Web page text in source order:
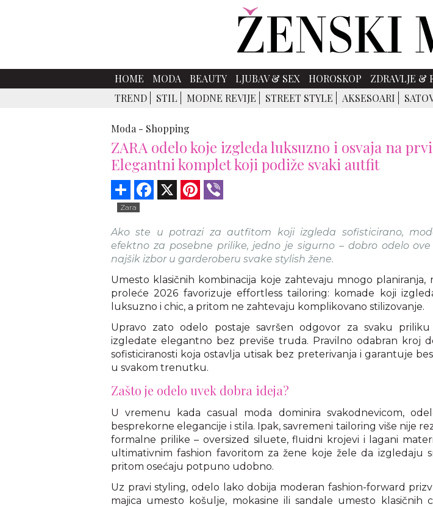
HOME MODA BEAUTY LJUBAV & SEX HOROSKOP ZDRAVLJE &
TREND
STIL MODNE REVIJE STREET STYLE AKSESOARI
Moda - Shopping
ZARA odelo koje izgleda luksuzno i osvaja na
Elegantni komplet koji podiže svaki autfit
Share Facebook Pinterest
Zara
Ako ste u potrazi za autfitom koji izgleda sofisticirano,
efektno za posebne prilike, jedno je sigurno – dobro odelo
najšik izbor u garderoberu svake stylish žene.
Umesto klasičnih kombinacija koje zahtevaju mnogo planiranja,
proleće 2026 favorizuje effortless tailoring: komade koji
luksuzno i chic, a pritom ne zahtevaju komplikovano stilizovanje.
Upravo zato odelo postaje savršen odgovor za svaku
izgledate elegantno bez previše truda. Pravilno odabran kroj
sofisticiranosti koja ostavlja utisak bez preterivanja i garantuje
u svakom trenutku.
Zašto je odelo uvek dobra ideja?
U vremenu kada casual moda dominira svakodnevicom,
besprekorne elegancije i stila. Ipak, savremeni tailoring više nije
formalne prilike – oversized siluete, fluidni krojevi i lagani
ultimativnim fashion favoritom za žene koje žele da izgledaju
pritom osećaju potpuno udobno.
Uz pravi styling, odelo lako dobija moderan fashion-forward
majica umesto košulje, mokasine ili sandale umesto klasičnih